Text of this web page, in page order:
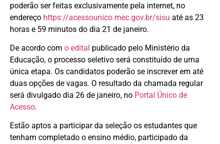
poderão ser feitas exclusivamente pela internet, no
endereço https://acessounico.mec.gov.br/sisu até as 23
horas e 59 minutos do dia 21 de janeiro.
De acordo com o edital publicado pelo Ministério da
Educação, o processo seletivo será constituído de uma
única etapa. Os candidatos poderão se inscrever em até
duas opções de vagas. O resultado da chamada regular
será divulgado dia 26 de janeiro, no Portal Único de
Acesso.
Estão aptos a participar da seleção os estudantes que
tenham completado o ensino médio, participado da